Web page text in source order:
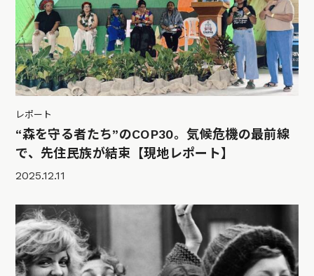
レポート
“森を守る者たち”のCOP30。気候危機の最前線
で、先住民族が結束【現地レポート】
2025.12.11